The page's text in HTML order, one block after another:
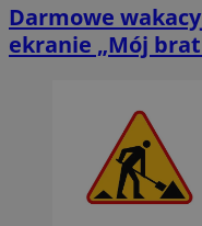
Darmowe
ekranie „Mój